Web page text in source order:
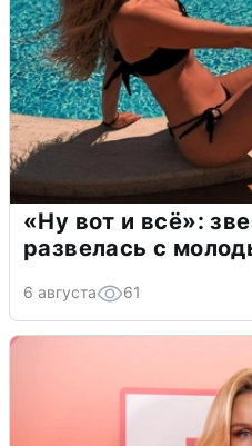
«Ну вот и всё»:
развелась с
6 августа 61